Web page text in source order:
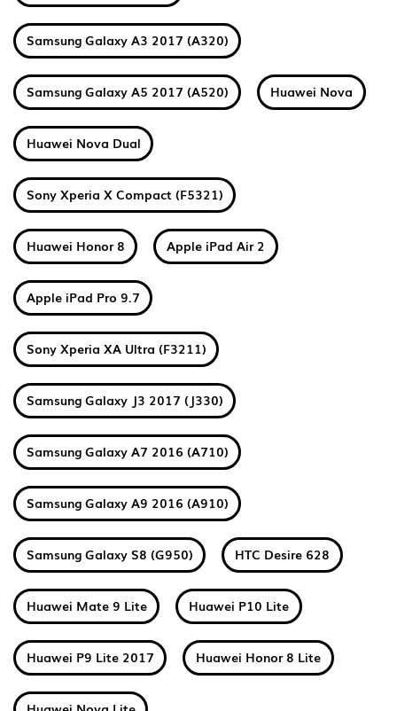
Samsung Galaxy A3 2017 (A320)
Samsung Galaxy A5 2017 (A520) Huawei Nova
Huawei Nova Dual
Sony Xperia X Compact (F5321)
Huawei Honor 8 Apple iPad Air 2
Apple iPad Pro 9.7
Sony Xperia XA Ultra (F3211)
Samsung Galaxy J3 2017 (J330)
Samsung Galaxy A7 2016 (A710)
Samsung Galaxy A9 2016 (A910)
Samsung Galaxy S8 (G950) HTC Desire 628
Huawei Mate 9 Lite Huawei P10 Lite
Huawei P9 Lite 2017 Huawei Honor 8 Lite